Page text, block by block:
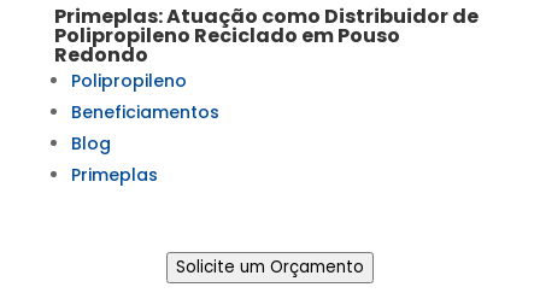
Primeplas: Atuação como Distribuidor de
Polipropileno Reciclado emPouso
Redondo
Polipropileno
Beneficiamentos
Blog
Primeplas
Solicite um Orçamento